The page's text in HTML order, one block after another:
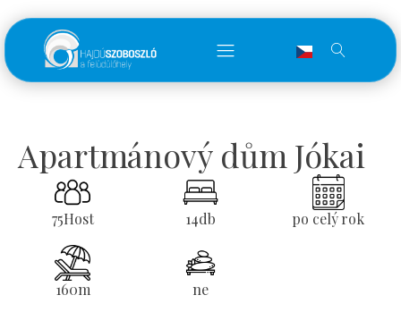
Apartmánový dům Jókai
75Host 14db po celý rok
160m
ne